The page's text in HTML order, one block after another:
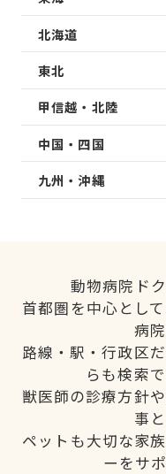
北海道
東北
甲信越・北陸
中国・四国
九州・沖縄
動物病院ド
首都圏を中心とし
病
路線・駅・行政区
らも検索
獣医師の診療方針
事
ペットも大切な家
ーをサ